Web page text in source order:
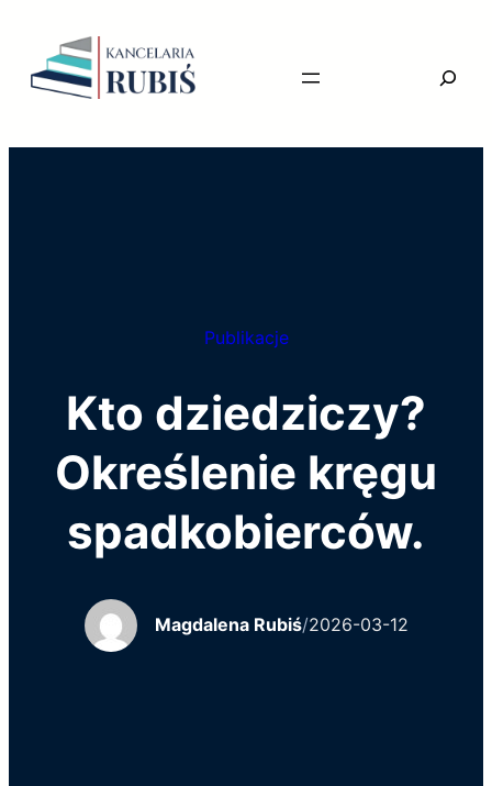
treści
Publikacje
Kto dziedziczy?
Określenie kręgu
spadkobierców.
Magdalena Rubiś/2026-03-12